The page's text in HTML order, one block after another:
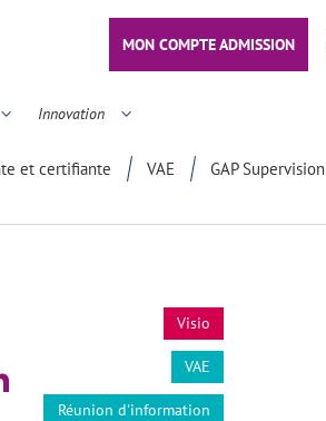
MON COMPTE ADMISSION
Innovation
et certifiante VAE GAP Supervision
Visio
VAE
Réunion d'information